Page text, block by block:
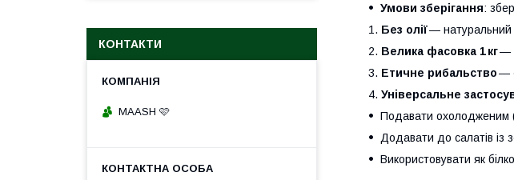
Умови зберігання:
Без олії— натуральний
Велика фасовка 1 кг—
Етичне рибальство—
Універсальне
Подавати охолодженим
Додавати до салатів із
Використовувати як
КОНТАКТИ
MAASH 🩷